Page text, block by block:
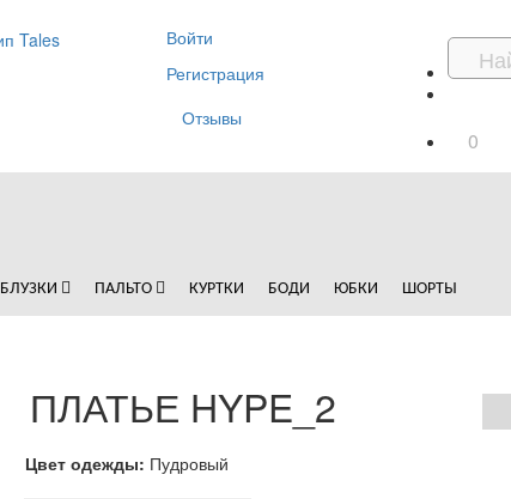
Войти
Регистрация
Отзывы
0
БЛУЗКИ ПАЛЬТО КУРТКИ БОДИ ЮБКИ ШОРТЫ
ПЛАТЬЕ HYPE_2
Цвет одежды: Пудровый